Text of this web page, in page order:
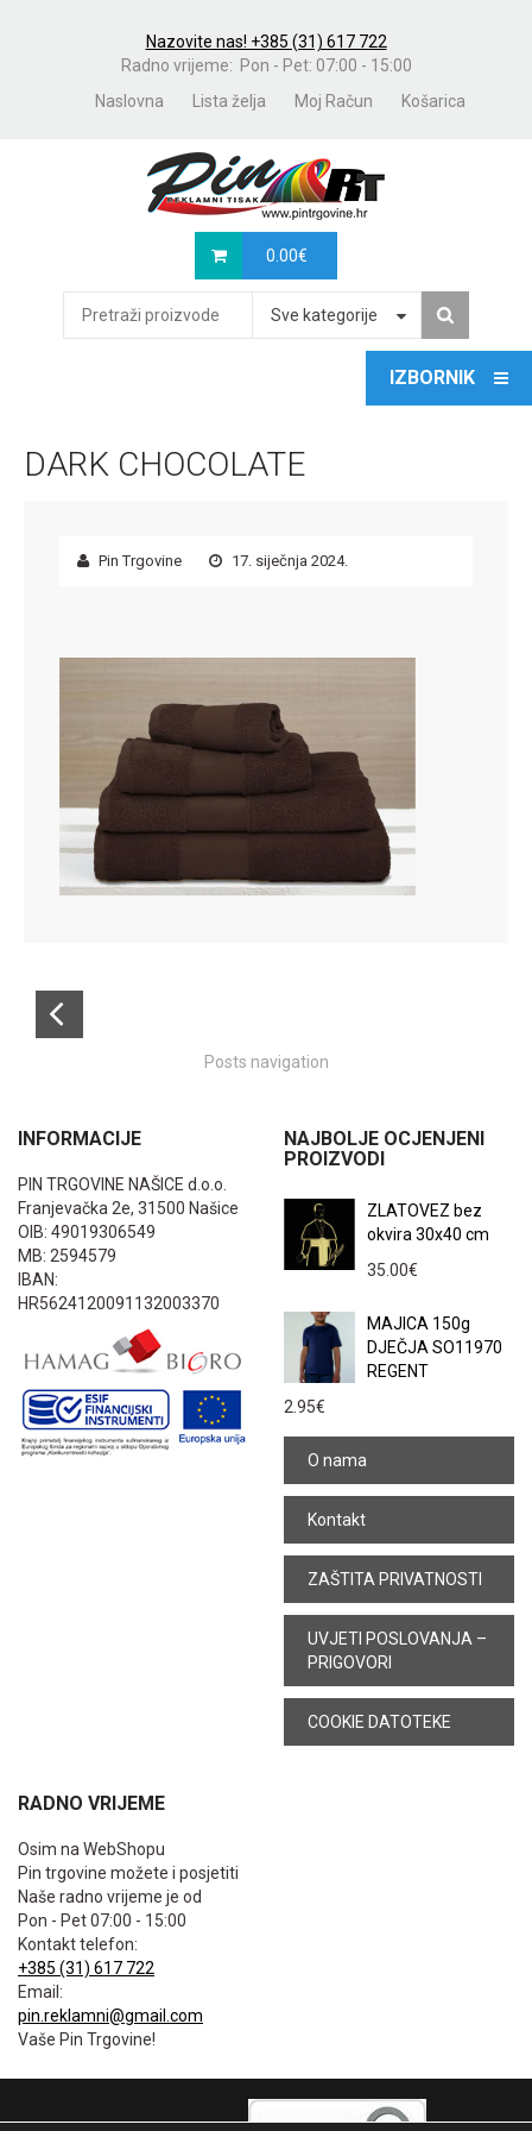
Nazovite nas! +385 (31) 617 722
Radno vrijeme: Pon - Pet: 07:00 - 15:00
Naslovna
Lista želja Moj Račun Košarica
0.00€
Sve kategorije
DARK CHOCOLATE
Pin Trgovine 17. siječnja 2024.
Posts navigation
INFORMACIJE
PIN TRGOVINE NAŠICE d.o.o.
Franjevačka 2e, 31500 Našice
OIB: 49019306549
MB: 2594579
IBAN:
HR5624120091132003370
NAJBOLJE OCJENJENI
PROIZVODI
ZLATOVEZ bez
okvira 30x40 cm
35.00€
MAJICA 150g
DJEČJA SO11970
REGENT
2.95€
O nama
Kontakt
ZAŠTITA PRIVATNOSTI
UVJETI POSLOVANJA –
PRIGOVORI
COOKIE DATOTEKE
RADNO VRIJEME
Osim na WebShopu
Pin trgovine možete i posjetiti
Naše radno vrijeme je od
Pon - Pet 07:00 - 15:00
Kontakt telefon:
+385 (31) 617 722
Email:
pin.reklamni@gmail.com
Vaše Pin Trgovine!